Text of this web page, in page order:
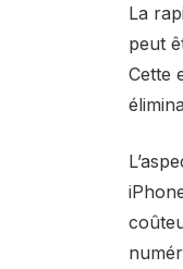
La
peut
Cette